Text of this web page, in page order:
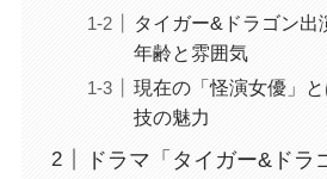
タイガー&ドラゴン出
年齢と雰囲気
現在の「怪演女優」
技の魅力
ドラマ「タイガー&ドラ